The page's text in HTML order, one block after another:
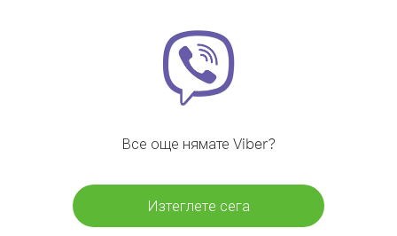
Все още нямате Viber?
Изтеглете сега